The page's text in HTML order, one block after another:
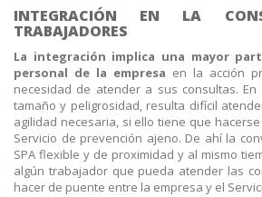
INTEGRACIÓN EN LA
TRABAJADORES
La integración implica una mayor
personal de la empresa en la acción
necesidad de atender a sus consultas.
tamaño y peligrosidad, resulta difícil
agilidad necesaria, si ello tiene que
Servicio de prevención ajeno. De ahí la
SPA flexible y de proximidad y al mismo
algún trabajador que pueda atender las
hacer de puente entre la empresa y el